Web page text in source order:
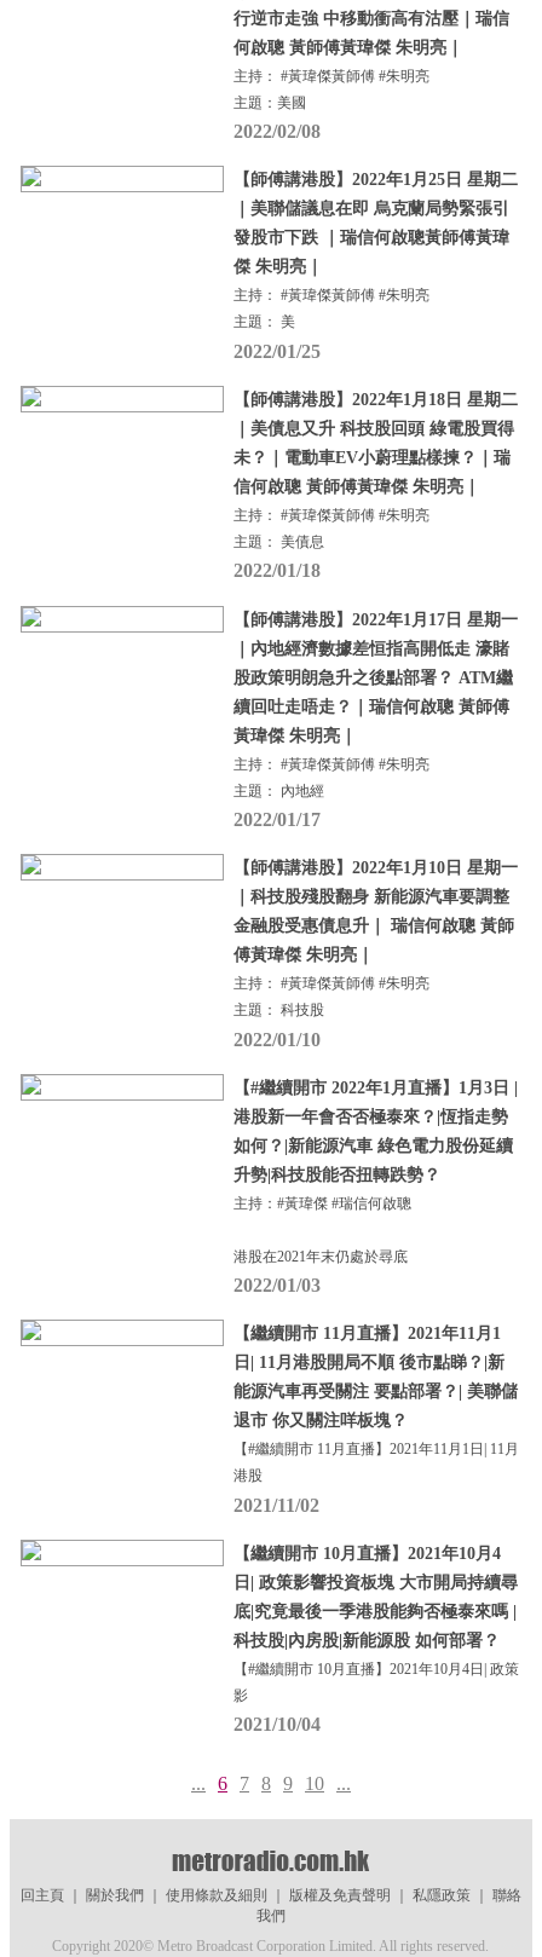
行逆市走強 中移動衝高有沽壓｜瑞信
何啟聰 黃師傅黃瑋傑 朱明亮｜
主持： #黃瑋傑黃師傅 #朱明亮
主題：美國
2022/02/08
【師傅講港股】2022年1月25日 星期二
｜美聯儲議息在即 烏克蘭局勢緊張引
發股市下跌 ｜瑞信何啟聰黃師傅黃瑋
傑 朱明亮｜
主持： #黃瑋傑黃師傅 #朱明亮
主題： 美
2022/01/25
【師傅講港股】2022年1月18日 星期二
｜美債息又升 科技股回頭 綠電股買得
未？｜電動車EV小蔚理點樣揀？｜瑞
信何啟聰 黃師傅黃瑋傑 朱明亮｜
主持： #黃瑋傑黃師傅 #朱明亮
主題： 美債息
2022/01/18
【師傅講港股】2022年1月17日 星期一
｜內地經濟數據差恒指高開低走 濠賭
股政策明朗急升之後點部署？ ATM繼
續回吐走唔走？｜瑞信何啟聰 黃師傅
黃瑋傑 朱明亮｜
主持： #黃瑋傑黃師傅 #朱明亮
主題： 內地經
2022/01/17
【師傅講港股】2022年1月10日 星期一
｜科技股殘股翻身 新能源汽車要調整
金融股受惠債息升｜ 瑞信何啟聰 黃師
傅黃瑋傑 朱明亮｜
主持： #黃瑋傑黃師傅 #朱明亮
主題： 科技股
2022/01/10
【#繼續開市 2022年1月直播】1月3日 |
港股新一年會否否極泰來？|恆指走勢
如何？|新能源汽車 綠色電力股份延續
升勢|科技股能否扭轉跌勢？
主持：#黃瑋傑 #瑞信何啟聰
港股在2021年末仍處於尋底
2022/01/03
【繼續開市 11月直播】2021年11月1
日| 11月港股開局不順 後市點睇？|新
能源汽車再受關注 要點部署？| 美聯儲
退市 你又關注咩板塊？
【#繼續開市 11月直播】2021年11月1日| 11月
港股
2021/11/02
【繼續開市 10月直播】2021年10月4
日| 政策影響投資板塊 大市開局持續尋
底|究竟最後一季港股能夠否極泰來嗎 |
科技股|內房股|新能源股 如何部署？
【#繼續開市 10月直播】2021年10月4日| 政策
影
2021/10/04
... 6 7 8 9 10 ...
回主頁｜ 關於我們 使用條款及細則 版權及免責聲明 私隱政策｜ 聯絡
我們
Copyright 2020© Metro Broadcast Corporation Limited. All rights reserved.